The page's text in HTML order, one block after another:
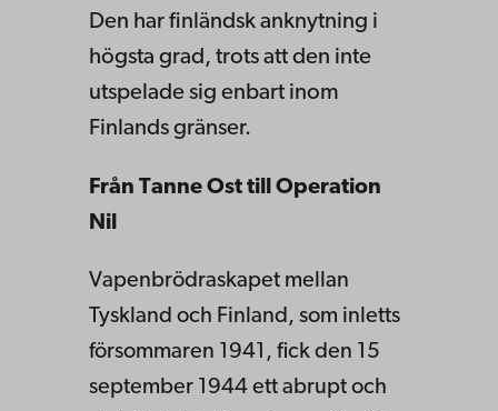
Den har finländsk anknytning i
högsta grad, trots att den inte
utspelade sig enbart inom
Finlands gränser.
Från Tanne Ost till Operation
Nil
Vapenbrödraskapet mellan
Tyskland och Finland, som inletts
försommaren 1941, fick den 15
september 1944 ett abrupt och